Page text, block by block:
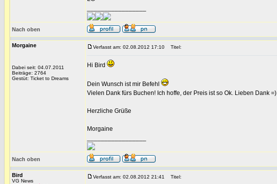
Nach oben
Morgaine
Dabei seit: 04.07.2011
Beiträge: 2764
Gestüt: Ticket to Dreams
Verfasst am: 02.08.2012 17:10 Titel:
Hi Bird
Dein Wunsch ist mir Befehl
Vielen Dank fürs Buchen! Ich hoffe, der Preis ist so Ok. Lieben Dank =)
Herzliche Grüße
Morgaine
Nach oben
Bird
VG News
Verfasst am: 02.08.2012 21:41 Titel: